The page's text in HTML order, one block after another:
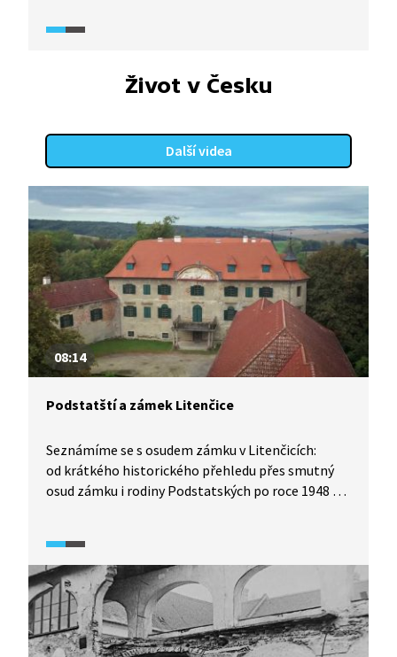
aspirantek složí nakonec doživotní sliby, ty
Prioritou je pro ně nadále vztah s Bohem a své
poslání nacházejí především ve službě člověku,
a starosti.
Život v Česku
Další videa
08:14
Podstatští a zámek Litenčice
Seznámíme se s osudem zámku v Litenčicích:
od krátkého historického přehledu přes smutný
osud zámku i rodiny Podstatských po roce 1948 až
a závazky jsou silné, proto se současní majitelé
rozhodli dát své sídlo do pořádku. Srovnávací
záběry hovoří za vše.